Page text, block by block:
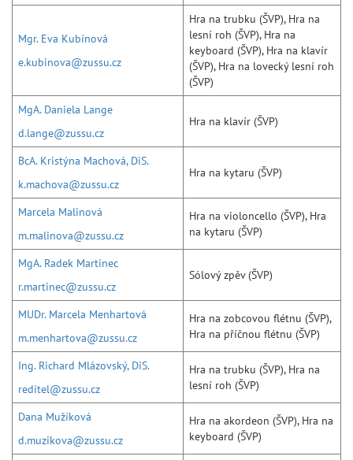
Mgr. Eva Kubínová
e.kubinova@zussu.cz
Hra na trubku (ŠVP), Hra na
lesní roh (ŠVP), Hra na
keyboard (ŠVP), Hra na klavír
(ŠVP), Hra na lovecký lesní roh
(ŠVP)
MgA. Daniela Lange
d.lange@zussu.cz
Hra na klavír (ŠVP)
BcA. Kristýna Machová, DiS.
k.machova@zussu.cz
Hra na kytaru (ŠVP)
Marcela Malinová
m.malinova@zussu.cz
Hra na violoncello (ŠVP), Hra
na kytaru (ŠVP)
MgA. Radek Martinec
r.martinec@zussu.cz
Sólový zpěv (ŠVP)
MUDr. Marcela Menhartová
m.menhartova@zussu.cz
Hra na zobcovou flétnu (ŠVP),
Hra na příčnou flétnu (ŠVP)
Ing. Richard Mlázovský, DiS.
reditel@zussu.cz
Hra na trubku (ŠVP), Hra na
lesní roh (ŠVP)
Dana Mužíková
d.muzikova@zussu.cz
Hra na akordeon (ŠVP), Hra na
keyboard (ŠVP)